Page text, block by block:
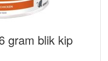
gram blik kip